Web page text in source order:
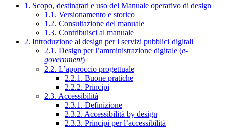
1. Scopo, destinatari e uso del Manuale operativo di design
1.1. Versionamento e storico
1.2. Consultazione del manuale
1.3. Contribuisci al manuale
2. Introduzione al design per i servizi pubblici digitali
2.1. Design per l’amministrazione digitale (e-
government)
2.2. L’approccio progettuale
2.2.1. Buone pratiche
2.2.2. Principi
2.3. Accessibilità
2.3.1. Definizione
2.3.2. Accessibilità by design
2.3.3. Principi per l’accessibilità